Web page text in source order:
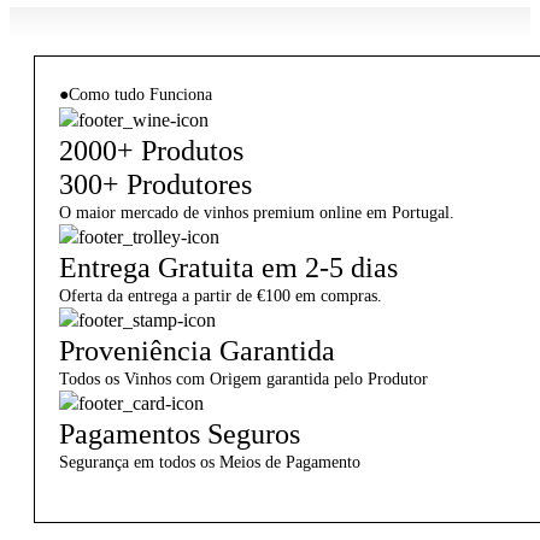
●Como tudo Funciona
2000+ Produtos
300+ Produtores
O maior mercado de vinhos premium online em Portugal.
Entrega Gratuita em 2-5 dias
Oferta da entrega a partir de €100 em compras.
Proveniência Garantida
Todos os Vinhos com Origem garantida pelo Produtor
Pagamentos Seguros
Segurança em todos os Meios de Pagamento